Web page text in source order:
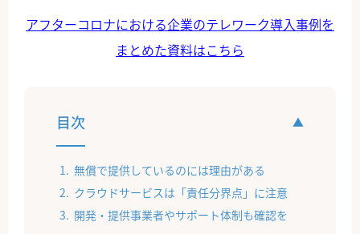
アフターコロナにおける企業のテレワーク導入事例を
まとめた資料はこちら
目次
無償で提供しているのには理由がある
クラウドサービスは「責任分界点」に注意
開発・提供事業者やサポート体制も確認を